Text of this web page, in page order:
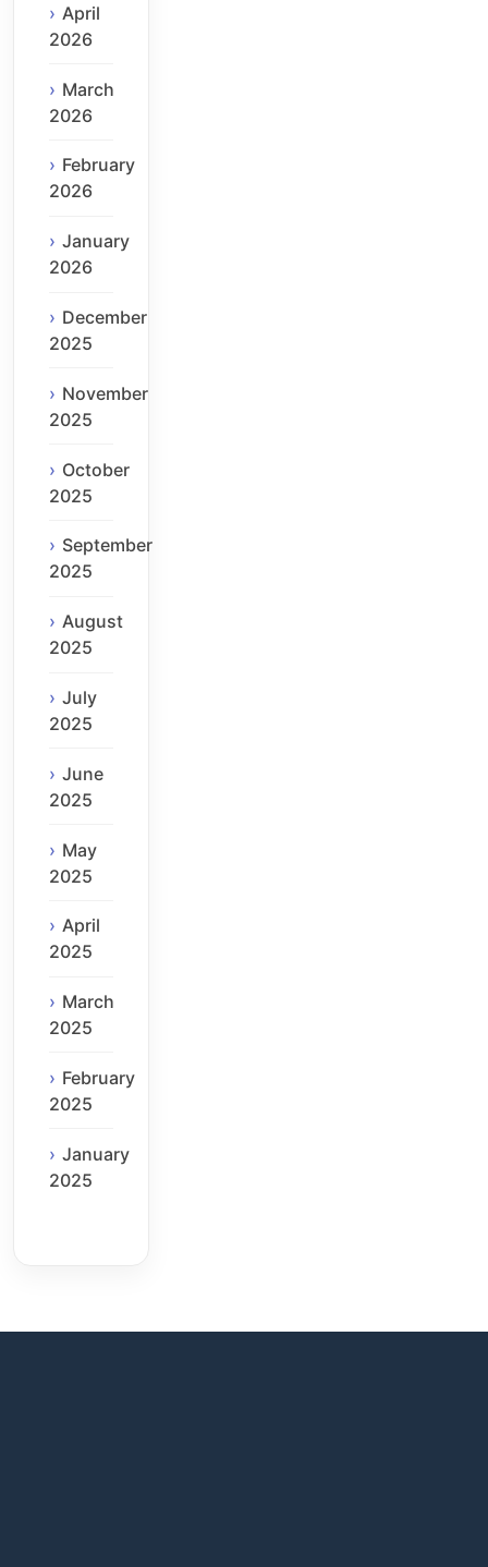
April
2026
March
2026
February
2026
January
2026
December
2025
November
2025
October
2025
September
2025
August
2025
July
2025
June
2025
May
2025
April
2025
March
2025
February
2025
January
2025